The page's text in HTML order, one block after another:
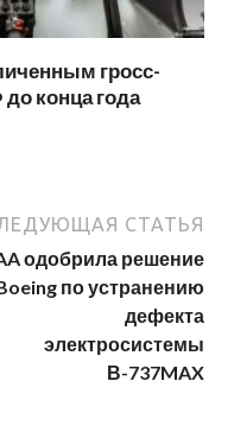
гросс-
конца года
СТАТЬЯ
одобрила решение
по устранению
дефекта
электросистемы
В-737MAX